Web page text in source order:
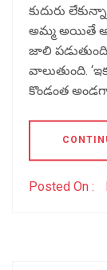
కుదురు
అమ్మ అయితే
జాలి పడుతుంది.
వాలుతుంది.
కొండంత అండగా
Posted On :